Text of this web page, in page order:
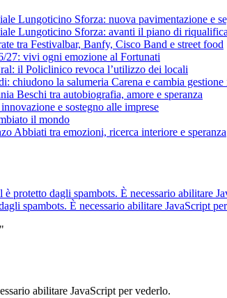
Lungoticino Sforza: nuova pavimentazione e
Lungoticino Sforza: avanti il piano di
tra Festivalbar, Banfy, Cisco Band e street food
27: vivi ogni emozione al Fortunati
il Policlinico revoca l’utilizzo dei locali
chiudono la salumeria Carena e cambia
Beschi tra autobiografia, amore e speranza
e sostegno alle imprese
il mondo
Abbiati tra emozioni, ricerca interiore e speranza
protetto dagli spambots. È necessario abilitare
spambots. È necessario abilitare JavaScript
"
abilitare JavaScript per vederlo.